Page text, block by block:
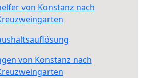
von Konstanz nach
von Konstanz nach